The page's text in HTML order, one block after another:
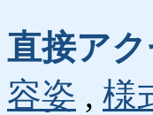
直接アク
容姿 , 様